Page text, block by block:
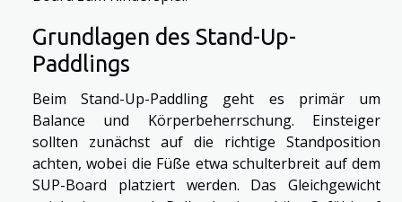
Grundlagen des Stand-Up-
Paddlings
Beim Stand-Up-Paddling geht es primär um
Balance und Körperbeherrschung. Einsteiger
sollten zunächst auf die richtige Standposition
achten, wobei die Füße etwa schulterbreit auf dem
SUP-Board platziert werden. Das Gleichgewicht